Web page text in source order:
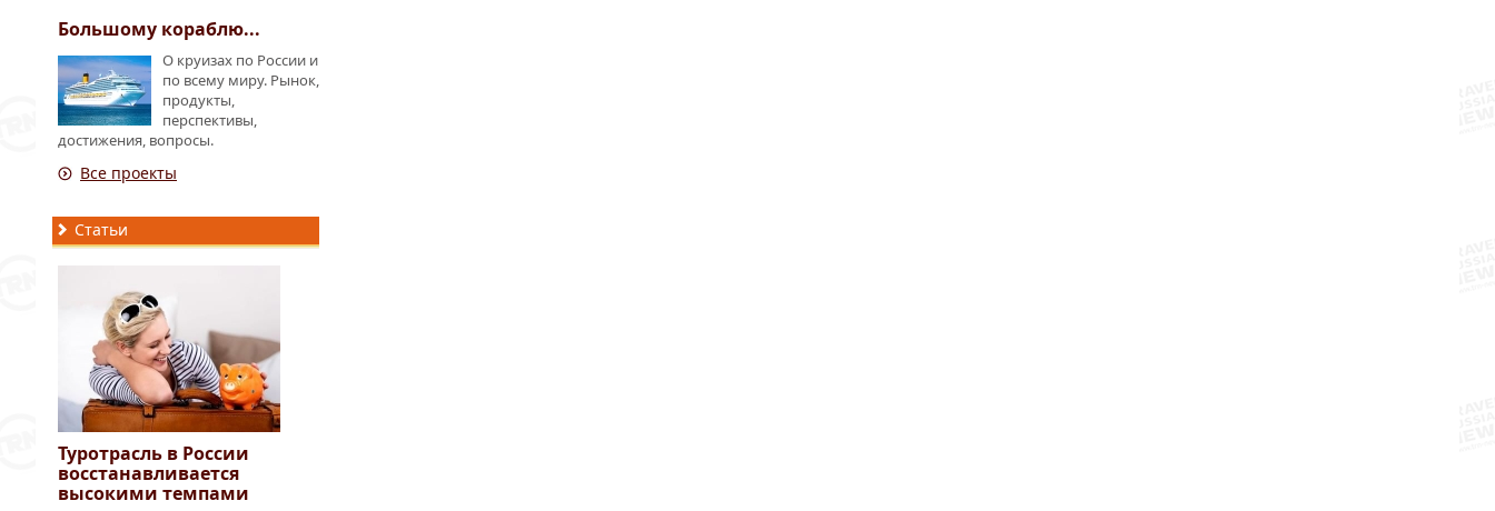
Большому кораблю...
О круизах по России и
по всему миру. Рынок,
продукты,
перспективы,
достижения, вопросы.
Все проекты
Статьи
Туротрасль в России
восстанавливается
высокими темпами